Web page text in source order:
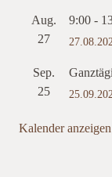
Aug.
27
9:00-
Sep.
25
Kalender anzeigen